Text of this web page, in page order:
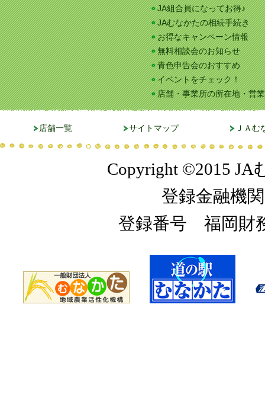
JA組合員になってお得♪
JAむなかたの相続手続き
お得なキャンペーン情報
無料相談会のお知らせ
青色申告会のおすすめ
イベントをチェック！
店舗・事業所の所在地・営
店舗一覧 サイトマップ ＪＡ
Copyright ©2015 JA
登録金融機
登録番号 福岡財